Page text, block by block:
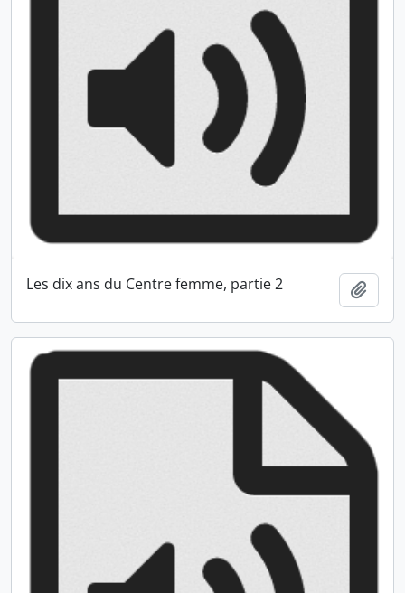
Les dix ans du Centre femme, partie 2